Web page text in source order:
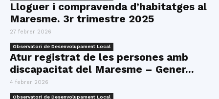
Lloguer i compravenda d’habitatges al
Maresme. 3r trimestre 2025
27 febrer 2026
Observatori de Desenvolupament Local
Atur registrat de les persones amb
discapacitat del Maresme – Gener...
4 febrer 2026
Observatori de Desenvolupament Local